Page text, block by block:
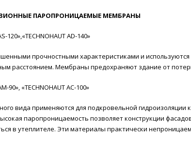
ПАРОПРОНИЦАЕМЫЕ МЕМБРАНЫ
120»,«TECHNOHAUT AD-140»
прочностными характеристиками и
расстоянием. Мембраны предохраняют здание от
90», «TECHNOHAUT AС-100»
вида применяются для подкровельной гидроизоляции
паропроницаемость позволяет конструкции
в утеплителе. Эти материалы практически